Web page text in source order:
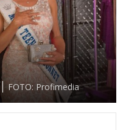
FOTO: Profimedia